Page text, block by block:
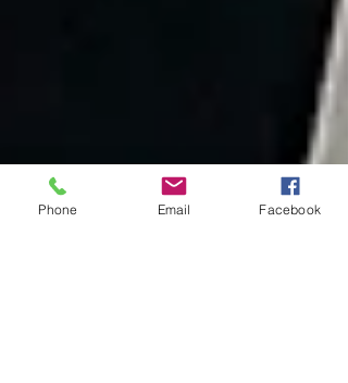
Phone Email Facebook